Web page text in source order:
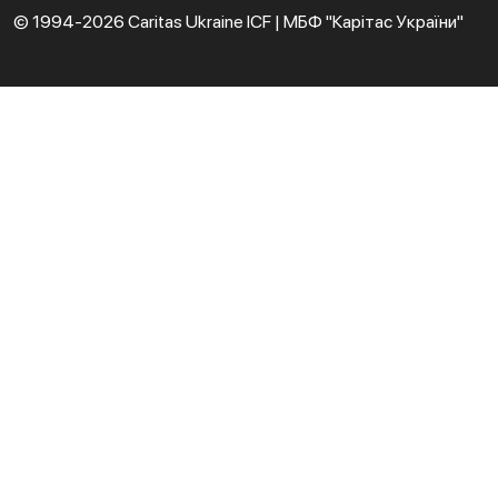
© 1994-2026 Caritas Ukraine ICF | МБФ "Карітас України"